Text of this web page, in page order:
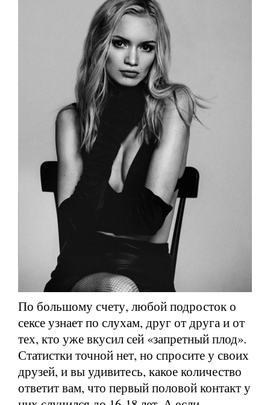
По большому счету, любой подросток о
сексе узнает по слухам, друг от друга и от
тех, кто уже вкусил сей «запретный плод».
Статистки точной нет, но спросите у своих
друзей, и вы удивитесь, какое количество
ответит вам, что первый половой контакт у